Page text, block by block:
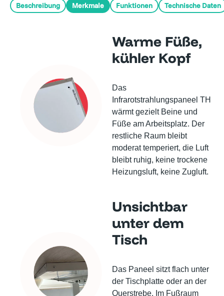
Beschreibung Merkmale Funktionen Technische Daten
Warme Füße,
kühler Kopf
Das
Infrarotstrahlungspaneel TH
wärmt gezielt Beine und
Füße am Arbeitsplatz. Der
restliche Raum bleibt
moderat temperiert, die Luft
bleibt ruhig, keine trockene
Heizungsluft, keine Zugluft.
Unsichtbar
unter dem
Tisch
Das Paneel sitzt flach unter
der Tischplatte oder an der
Querstrebe. Im Fußraum